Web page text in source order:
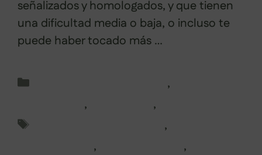
señalizados y homologados, y que tienen
una dificultad media o baja, o incluso te
puede haber tocado más …
,
, ,
,
,
,